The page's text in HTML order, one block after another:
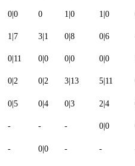
0|0 0 1|0 1|0
1|7 3|1 0|8 0|6
0|11 0|0 0|0 0|0
0|2 0|2 3|13 5|11
0|5 0|4 0|3 2|4
- - - 0|0
- 0|0 - -